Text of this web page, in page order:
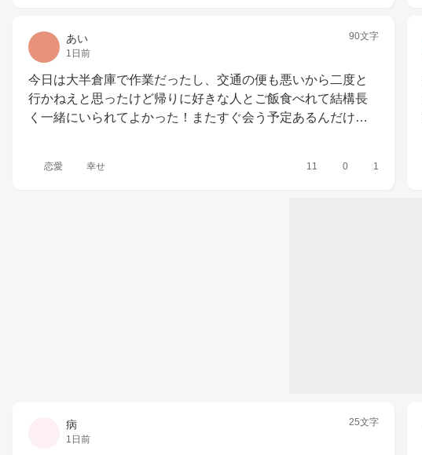
あい
1日前
90文字
今日は大半倉庫で作業だったし、交通の便も悪いから二度と
行かねえと思ったけど帰りに好きな人とご飯食べれて結構長
く一緒にいられてよかった！またすぐ会う予定あるんだけ…
恋愛 幸せ 11 0 1
病
1日前
25文字